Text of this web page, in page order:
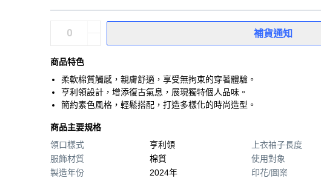
補貨通知
商品特色
柔軟棉質觸感，親膚舒適，享受無拘束的穿著體驗。
亨利領設計，增添復古氣息，展現獨特個人品味。
簡約素色風格，輕鬆搭配，打造多樣化的時尚造型。
商品主要規格
領口樣式
亨利領
服飾材質
棉質
製造年份
2024年
上衣袖子長度
使用對象
印花/圖案